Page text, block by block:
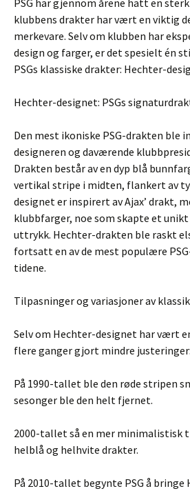
PSG har gjennom årene hatt en
klubbens drakter har vært en viktig
merkevare. Selv om klubben har
design og farger, er det spesielt én
PSGs klassiske drakter: Hechter-
Hechter-designet: PSGs
Den mest ikoniske PSG-drakten ble
designeren og daværende
Drakten består av en dyp blå
vertikal stripe i midten, flankert av
designet er inspirert av Ajax’ drakt,
klubbfarger, noe som skapte et
uttrykk. Hechter-drakten ble raskt
fortsatt en av de mest populære
tidene.
Tilpasninger og variasjoner av
Selv om Hechter-designet har vært
flere ganger gjort mindre justeringer:
På 1990-tallet ble den røde stripen
sesonger ble den helt fjernet.
2000-tallet så en mer minimalistisk
helblå og helhvite drakter.
På 2010-tallet begynte PSG å